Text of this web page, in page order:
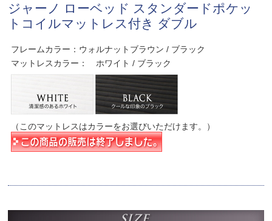
ジャーノ ローベッド スタンダードポケッ
トコイルマットレス付き ダブル
フレームカラー：ウォルナットブラウン / ブラック
マットレスカラー： ホワイト / ブラック
（このマットレスはカラーをお選びいただけます。）